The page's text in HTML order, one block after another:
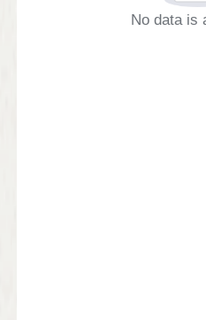
No data is